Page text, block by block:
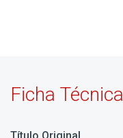
Ficha Técnica